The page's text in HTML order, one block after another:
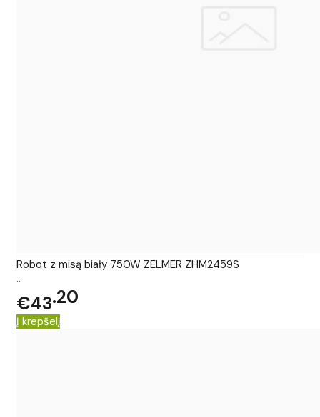
Robot z misą biały 750W ZELMER ZHM2459S
..
€43 20
Į krepšelį